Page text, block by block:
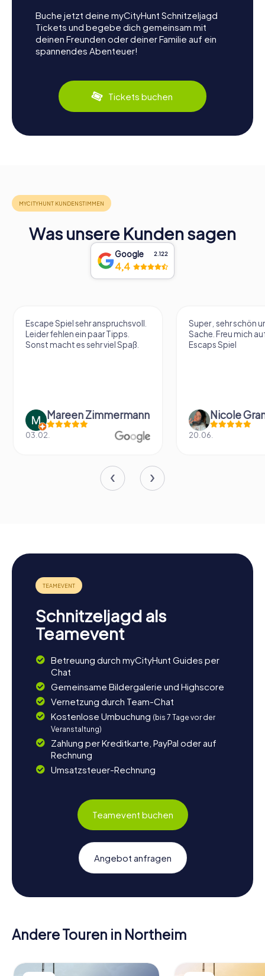
Buche jetzt deine myCityHunt Schnitzeljagd
Tickets und begebe dich gemeinsam mit
deinen Freunden oder deiner Familie auf ein
spannendes Abenteuer!
Tickets buchen
Was unsere Kunden sagen
Google 2.122
4,4
Escape Spiel sehr anspruchsvoll.
Leider fehlen ein paar Tipps.
Sonst macht es sehr viel Spaß.
Mareen Zimmermann
03.02.
Super , sehr schön
Sache. Freu mich
Escaps Spiel
Nicole
20.06.
Schnitzeljagd als
Teamevent
Betreuung durch myCityHunt Guides per
Chat
Gemeinsame Bildergalerie und Highscore
Vernetzung durch Team-Chat
Kostenlose Umbuchung (bis 7 Tage vor der
Veranstaltung)
Zahlung per Kreditkarte, PayPal oder auf
Rechnung
Umsatzsteuer-Rechnung
Teamevent buchen
Angebot anfragen
Andere Touren in Northeim